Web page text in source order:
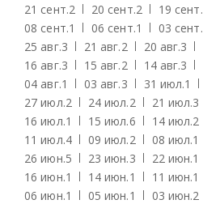
21 сент.2 20 сент.2 19 сент.
08 сент.1 06 сент.1 03 сент.
25 авг.3 21 авг.2 20 авг.3
16 авг.3 15 авг.2 14 авг.3
04 авг.1 03 авг.3 31 июл.1
27 июл.2 24 июл.2 21 июл.3
16 июл.1 15 июл.6 14 июл.2
11 июл.4 09 июл.2 08 июл.1
26 июн.5 23 июн.3 22 июн.1
16 июн.1 14 июн.1 11 июн.1
06 июн.1 05 июн.1 03 июн.2